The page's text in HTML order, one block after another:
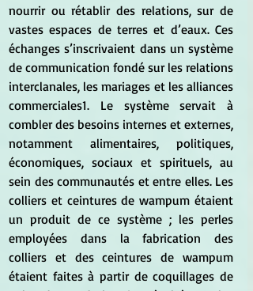
nourrir ou rétablir des relations, sur de
vastes espaces de terres et d’eaux. Ces
échanges s’inscrivaient dans un système
de communication fondé sur les relations
interclanales, les mariages et les alliances
commerciales1. Le système servait à
combler des besoins internes et externes,
notamment alimentaires, politiques,
économiques, sociaux et spirituels, au
sein des communautés et entre elles. Les
colliers et ceintures de wampum étaient
un produit de ce système ; les perles
employées dans la fabrication des
colliers et des ceintures de wampum
étaient faites à partir de coquillages de